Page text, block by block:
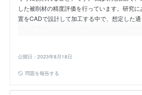
した被削材の精度評価を行っています。研究
置をCADで設計して加工する中で、想定した
ターテインメントを提供できること」です。
提供できるエンジニアになりたいという想い
した製品を通じて、世界中の人々に喜んでもら
は、「大学で学んだ機械工学の知識を生かし
公開日：2023年8月18日
問題を報告する